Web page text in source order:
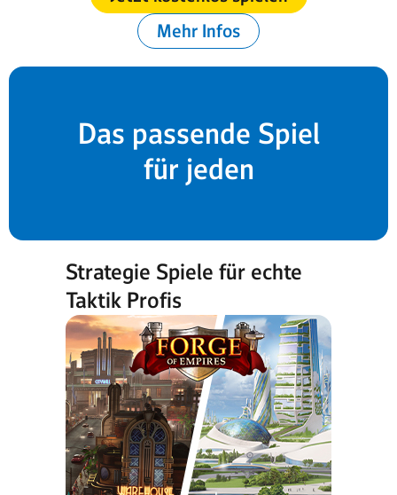
Mehr Infos
Das passende Spiel
für jeden
Strategie Spiele für echte
Taktik Profis